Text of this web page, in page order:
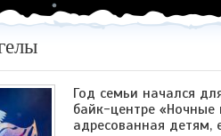
Год семьи начался
байк-центре «Ночные
адресованная детям,